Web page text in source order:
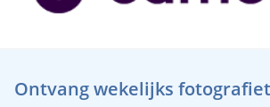
Ontvang wekelijks